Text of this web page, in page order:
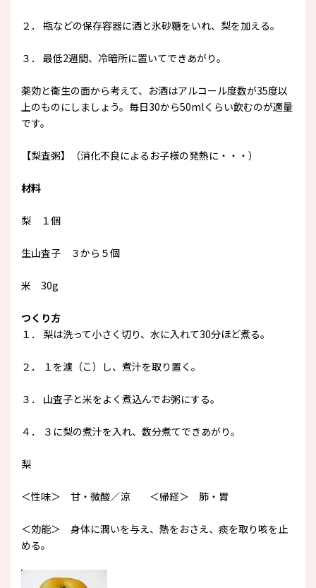
２． 瓶などの保存容器に酒と氷砂糖をいれ、梨を加える。
３． 最低2週間、冷暗所に置いてできあがり。
薬効と衛生の面から考えて、お酒はアルコール度数が35度以
上のものにしましょう。毎日30から50mlくらい飲むのが適量
です。
【梨査粥】（消化不良によるお子様の発熱に・・・）
材料
梨 １個
生山査子 ３から５個
米 30g
つくり方
１． 梨は洗って小さく切り、水に入れて30分ほど煮る。
２． １を濾（こ）し、煮汁を取り置く。
３． 山査子と米をよく煮込んでお粥にする。
４． ３に梨の煮汁を入れ、数分煮てできあがり。
梨
＜性味＞ 甘・微酸／涼 ＜帰経＞ 肺・胃
＜効能＞ 身体に潤いを与え、熱をおさえ、痰を取り咳を止
める。